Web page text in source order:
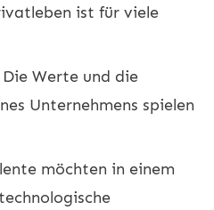
ist für viele
Die Werte und die
Unternehmens spielen
möchten in einem